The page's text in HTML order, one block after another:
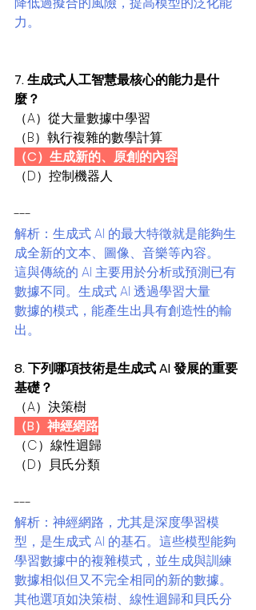
力。
7. 生成式人工智慧最核心的能力是什
麼？
（A）從大量數據中學習
（B）執行複雜的數學計算
（C）生成新的、原創的內容
（D）控制機器人
---
解析：生成式 AI 的最大特徵就是能夠生
成全新的文本、圖像、音樂等內容。
這與傳統的 AI 主要用於分析或預測已有
數據不同。生成式 AI 透過學習大量
數據的模式，能產生出具有創造性的輸
出。
8. 下列哪項技術是生成式 AI 發展的重要
基礎？
（A）決策樹
（B）神經網路
（C）線性迴歸
（D）貝氏分類
---
解析：神經網路，尤其是深度學習模
型，是生成式 AI 的基石。這些模型能夠
學習數據中的複雜模式，並生成與訓練
數據相似但又不完全相同的新的數據。
其他選項如決策樹、線性迴歸和貝氏分